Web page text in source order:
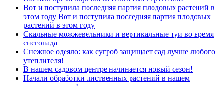
Вот и поступила последняя партия плодовых растений в
этом году Вот и поступила последняя партия плодовых
растений в этом году
Скальные можжевельники и вертикальные туи во время
снегопада
Снежное одеяло: как сугроб защищает сад лучше любого
утеплителя!
В нашем садовом центре начинается новый сезон!
Начали обработки лиственных растений в нашем